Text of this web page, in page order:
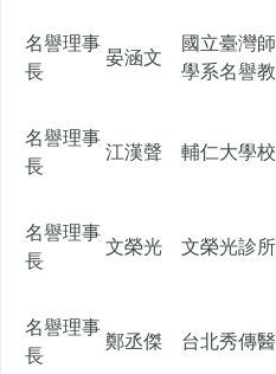
名譽理事
長
晏涵文
國立臺灣
學系名譽
名譽理事
長
江漢聲 輔仁大學
名譽理事
長
文榮光 文榮光診
名譽理事
長
鄭丞傑 台北秀傳